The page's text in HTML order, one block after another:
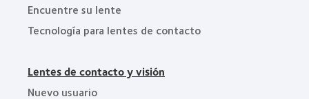
Encuentre su lente
Tecnología para lentes de contacto
Lentes de contacto y visión
Nuevo usuario